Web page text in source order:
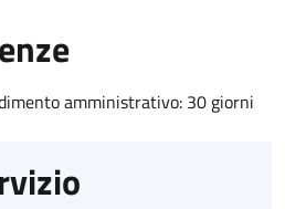
amministrativo: 30 giorni